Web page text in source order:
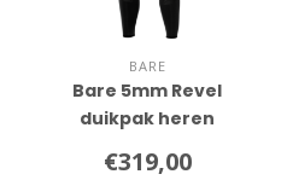
BARE
Bare 5mm Revel
duikpak heren
€319,00